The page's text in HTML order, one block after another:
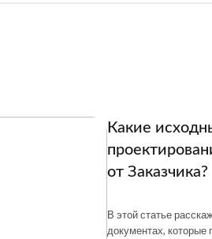
Какие
от Заказчика?
В этой статье
документах, которые